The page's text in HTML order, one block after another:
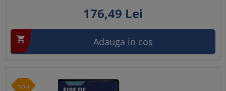
176,49 Lei
 Adauga in cos
nou